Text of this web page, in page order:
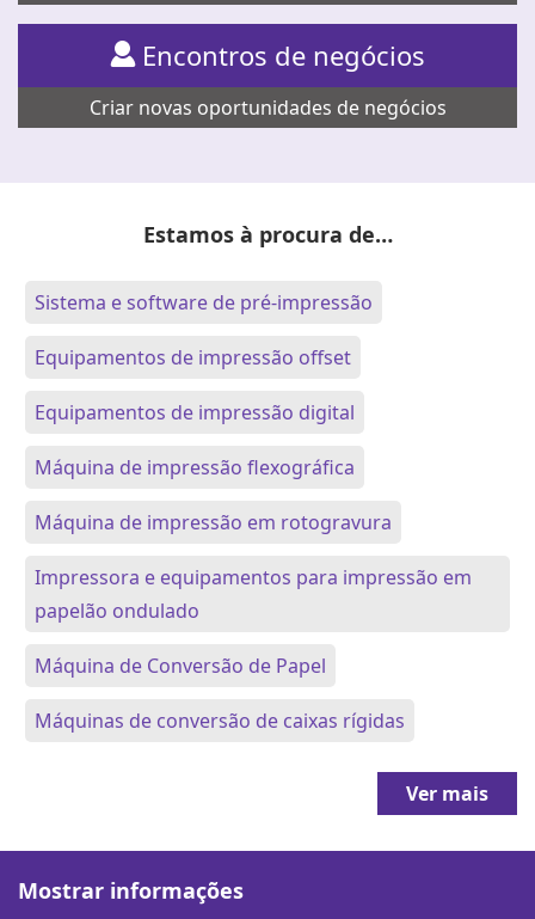
Encontros de negócios
Criar novas oportunidades de negócios
Estamos à procura de…
Sistema e software de pré-impressão
Equipamentos de impressão offset
Equipamentos de impressão digital
Máquina de impressão flexográfica
Máquina de impressão em rotogravura
Impressora e equipamentos para impressão em
papelão ondulado
Máquina de Conversão de Papel
Máquinas de conversão de caixas rígidas
Ver mais
Mostrar informações